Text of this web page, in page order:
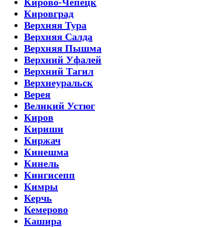
Кировград
Верхняя Тура
Верхняя Салда
Верхняя Пышма
Верхний Уфалей
Верхний Тагил
Верхнеуральск
Верея
Великий Устюг
Киров
Кириши
Киржач
Кинешма
Кинель
Кингисепп
Кимры
Керчь
Кемерово
Кашира